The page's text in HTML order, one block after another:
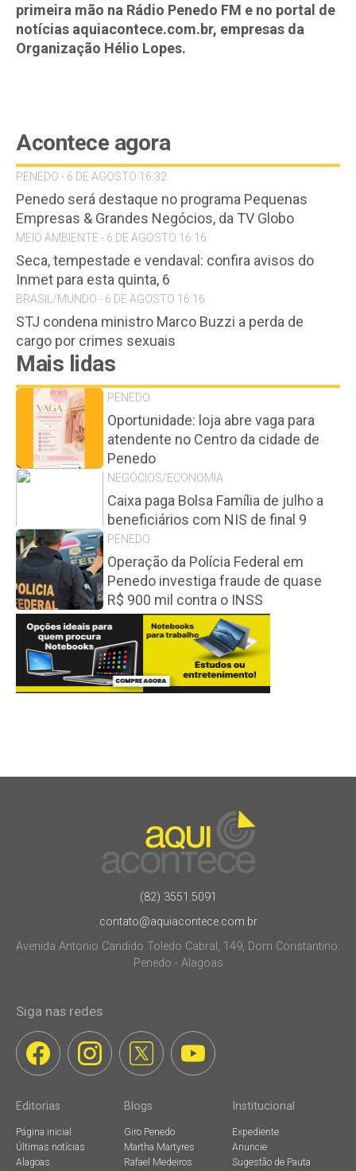
primeira mão na Rádio Penedo FM e no portal de
notícias aquiacontece.com.br, empresas da
Organização Hélio Lopes.
Acontece agora
PENEDO - 6 DE AGOSTO 16:32
Penedo será destaque no programa Pequenas
Empresas & Grandes Negócios, da TV Globo
MEIO AMBIENTE - 6 DE AGOSTO 16:16
Seca, tempestade e vendaval: confira avisos do
Inmet para esta quinta, 6
BRASIL/MUNDO - 6 DE AGOSTO 16:16
STJ condena ministro Marco Buzzi a perda de
cargo por crimes sexuais
Mais lidas
PENEDO
Oportunidade: loja abre vaga para
atendente no Centro da cidade de
Penedo
NEGÓCIOS/ECONOMIA
Caixa paga Bolsa Família de julho a
beneficiários com NIS de final 9
PENEDO
Operação da Polícia Federal em
Penedo investiga fraude de quase
R$ 900 mil contra o INSS
(82) 3551.5091
contato@aquiacontece.com.br
Avenida Antonio Candido Toledo Cabral, 149, Dom Constantino.
Penedo - Alagoas
Siga nas redes
Editorias
Página inicial
Últimas notícias
Alagoas
Blogs
Giro Penedo
Martha Martyres
Rafael Medeiros
Institucional
Expediente
Anuncie
Sugestão de Pauta